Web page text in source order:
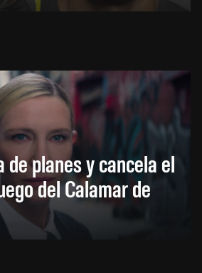
planes y cancela el
del Calamar de